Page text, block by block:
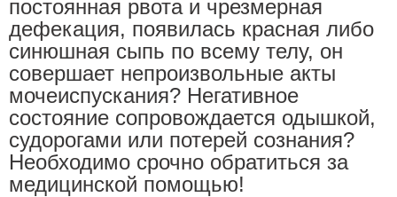
постоянная рвота и чрезмерная
дефекация, появилась красная либо
синюшная сыпь по всему телу, он
совершает непроизвольные акты
мочеиспускания? Негативное
состояние сопровождается одышкой,
судорогами или потерей сознания?
Необходимо срочно обратиться за
медицинской помощью!